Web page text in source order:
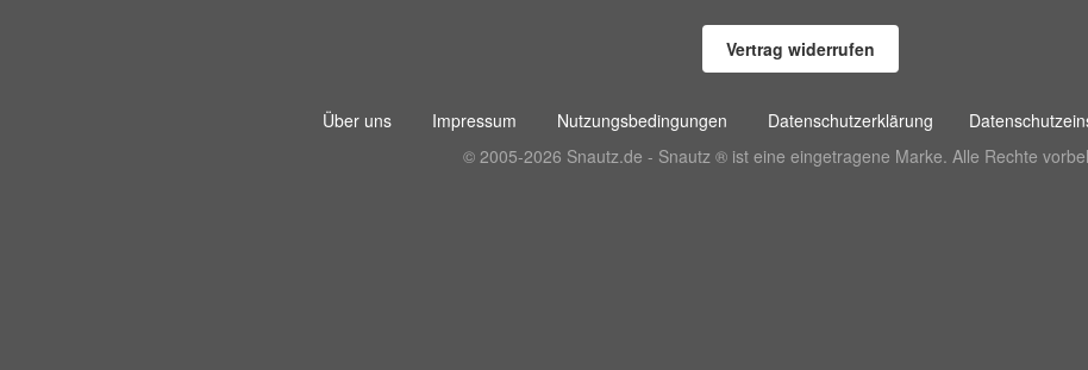
Vertrag widerrufen
Über uns Impressum Nutzungsbedingungen Datenschutzerklärung
© 2005-2026 Snautz.de - Snautz ® ist eine eingetragene Marke. Alle Rechte